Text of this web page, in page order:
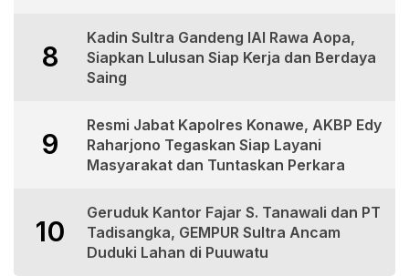
8
Kadin Sultra Gandeng IAI Rawa Aopa,
Siapkan Lulusan Siap Kerja dan Berdaya
Saing
9
Resmi Jabat Kapolres Konawe, AKBP Edy
Raharjono Tegaskan Siap Layani
Masyarakat dan Tuntaskan Perkara
10
Geruduk Kantor Fajar S. Tanawali dan PT
Tadisangka, GEMPUR Sultra Ancam
Duduki Lahan di Puuwatu